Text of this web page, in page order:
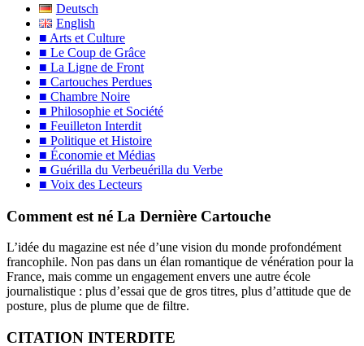
Deutsch
English
■ Arts et Culture
■ Le Coup de Grâce
■ La Ligne de Front
■ Cartouches Perdues
■ Chambre Noire
■ Philosophie et Société
■ Feuilleton Interdit
■ Politique et Histoire
■ Économie et Médias
■ Guérilla du Verbeuérilla du Verbe
■ Voix des Lecteurs
Comment est né La Dernière Cartouche
L’idée du magazine est née d’une vision du monde profondément
francophile. Non pas dans un élan romantique de vénération pour la
France, mais comme un engagement envers une autre école
journalistique : plus d’essai que de gros titres, plus d’attitude que de
posture, plus de plume que de filtre.
CITATION INTERDITE